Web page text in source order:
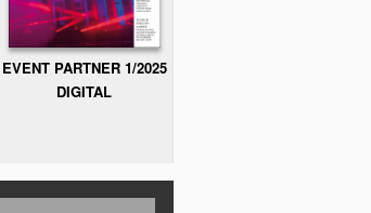
EVENT PARTNER 1/2025
DIGITAL